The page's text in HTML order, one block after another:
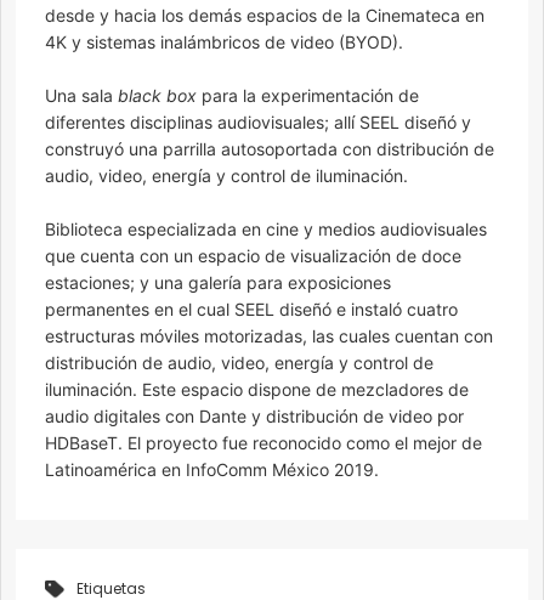
desde y hacia los demás espacios de la Cinemateca en
4K y sistemas inalámbricos de video (BYOD).
Una sala black box para la experimentación de
diferentes disciplinas audiovisuales; allí SEEL diseñó y
construyó una parrilla autosoportada con distribución de
audio, video, energía y control de iluminación.
Biblioteca especializada en cine y medios audiovisuales
que cuenta con un espacio de visualización de doce
estaciones; y una galería para exposiciones
permanentes en el cual SEEL diseñó e instaló cuatro
estructuras móviles motorizadas, las cuales cuentan con
distribución de audio, video, energía y control de
iluminación. Este espacio dispone de mezcladores de
audio digitales con Dante y distribución de video por
HDBaseT. El proyecto fue reconocido como el mejor de
Latinoamérica en InfoComm México 2019.
Etiquetas